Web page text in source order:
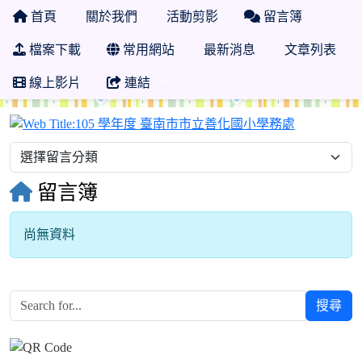
首頁 關於我們 活動剪影 留言簿
檔案下載 常用網站 最新消息 文章列表
線上影片 連結
留言簿
尚無資料
搜尋